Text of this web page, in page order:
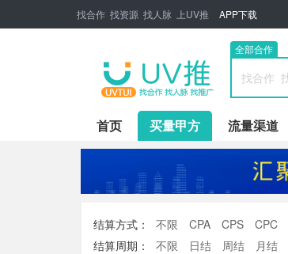
找合作 找资源 找人脉 上UV推 APP下载
全部合作
首页 买量甲方 流量渠道
结算方式： 不限 CPA CPS CPC
结算周期：
不限 日结 周结 月结